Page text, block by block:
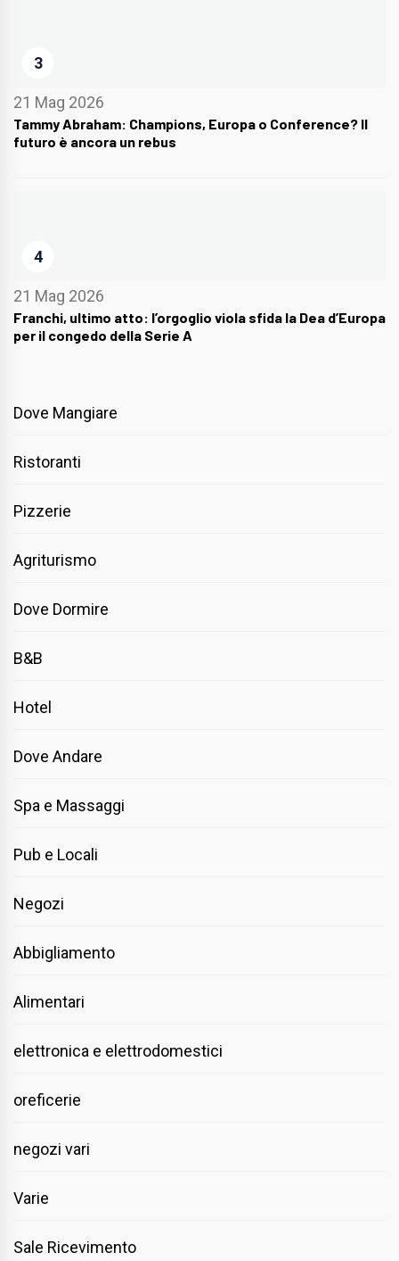
3
21 Mag 2026
Tammy Abraham: Champions, Europa o Conference? Il
futuro è ancora un rebus
4
21 Mag 2026
Franchi, ultimo atto: l’orgoglio viola sfida la Dea d’Europa
per il congedo della Serie A
Dove Mangiare
Ristoranti
Pizzerie
Agriturismo
Dove Dormire
B&B
Hotel
Dove Andare
Spa e Massaggi
Pub e Locali
Negozi
Abbigliamento
Alimentari
elettronica e elettrodomestici
oreficerie
negozi vari
Varie
Sale Ricevimento